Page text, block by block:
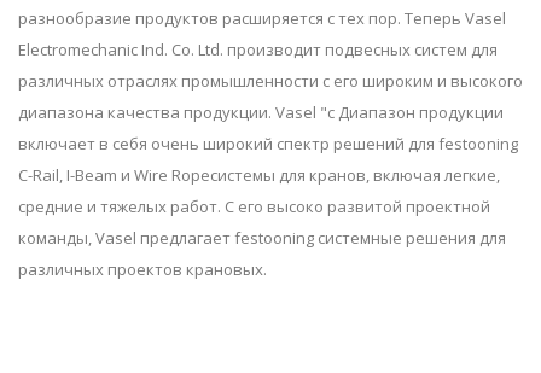
разнообразие продуктов расширяется с тех пор. Теперь Vasel
Electromechanic Ind. Co. Ltd. производит подвесных систем для
различных отраслях промышленности с его широким и высокого
диапазона качества продукции. Vasel "с Диапазон продукции
включает в себя очень широкий спектр решений для festooning
C-Rail, I-Beam и Wire Ropeсистемы для кранов, включая легкие,
средние и тяжелых работ. С его высоко развитой проектной
команды, Vasel предлагает festooning системные решения для
различных проектов крановых.